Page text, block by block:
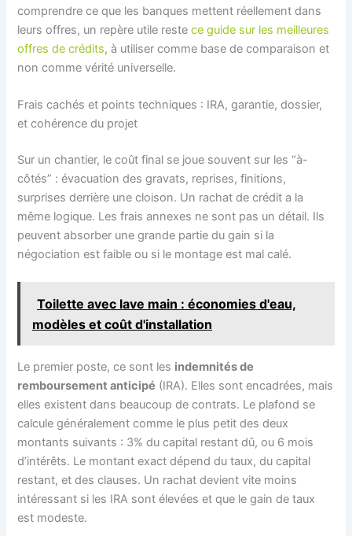
comprendre ce que les banques mettent réellement dans
leurs offres, un repère utile restece guide sur les meilleures
offres de crédits, à utiliser comme base de comparaison et
non comme vérité universelle.
Frais cachés et points techniques : IRA, garantie, dossier,
et cohérence du projet
Sur un chantier, le coût final se joue souvent sur les “à-
côtés” : évacuation des gravats, reprises, finitions,
surprises derrière une cloison. Un rachat de crédit a la
même logique. Les frais annexes ne sont pas un détail. Ils
peuvent absorber une grande partie du gain si la
négociation est faible ou si le montage est mal calé.
Toilette avec lave main : économies d'eau,
modèles et coût d'installation
Le premier poste, ce sont les indemnités de
remboursement anticipé (IRA). Elles sont encadrées, mais
elles existent dans beaucoup de contrats. Le plafond se
calcule généralement comme le plus petit des deux
montants suivants : 3% du capital restant dû, ou 6 mois
d’intérêts. Le montant exact dépend du taux, du capital
restant, et des clauses. Un rachat devient vite moins
intéressant si les IRA sont élevées et que le gain de taux
est modeste.